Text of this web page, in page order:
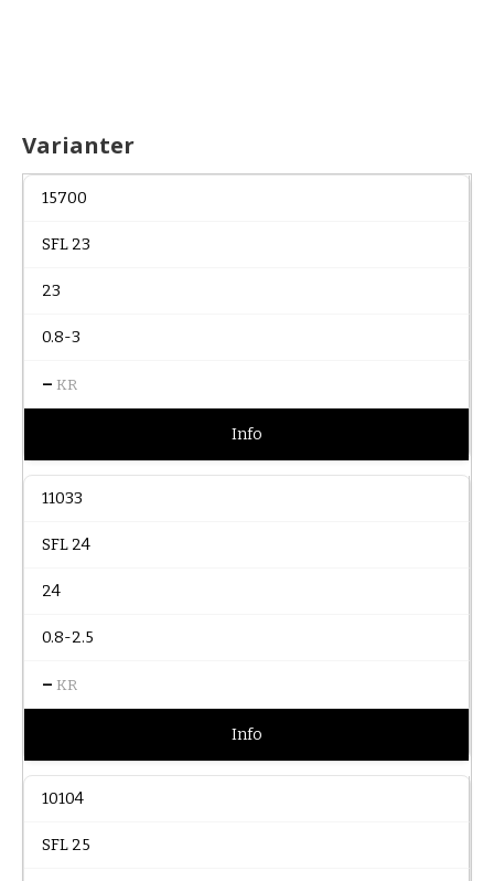
Varianter
15700
SFL 23
23
0.8-3
– KR
Info
11033
SFL 24
24
0.8-2.5
– KR
Info
10104
SFL 25